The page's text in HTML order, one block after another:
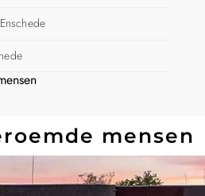
mensen